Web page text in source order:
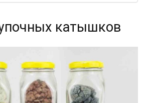
катышков